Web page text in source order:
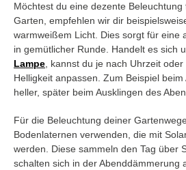
Möchtest du eine dezente
Garten, empfehlen wir dir
warmweißem Licht. Dies sorgt für eine
in gemütlicher Runde. Handelt es sich
Lampe , kannst du je nach Uhrzeit
Helligkeit anpassen. Zum Beispiel
heller, später beim Ausklingen des
Für die Beleuchtung deiner
Bodenlaternen verwenden, die mit
werden. Diese sammeln den Tag über
schalten sich in der Abenddämmerung